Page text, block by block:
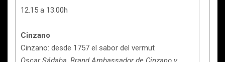
12.15 a 13.00h
Cinzano
Cinzano: desde 1757 el sabor del vermut